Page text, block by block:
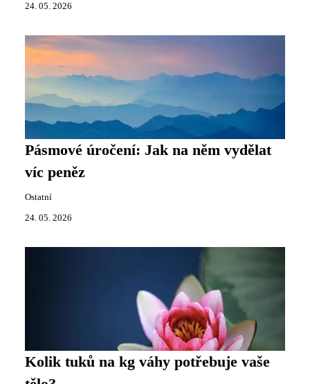
24. 05. 2026
Pásmové úročení: Jak na něm vydělat
víc peněz
Ostatní
24. 05. 2026
Kolik tuků na kg váhy potřebuje vaše